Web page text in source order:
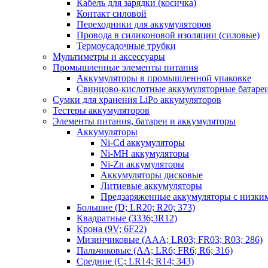
Кабель для зарядки (косичка)
Контакт силовой
Переходники для аккумуляторов
Провода в силиконовой изоляции (силовые)
Термоусадочные трубки
Мультиметры и аксессуары
Промышленные элементы питания
Аккумуляторы в промышленной упаковке
Свинцово-кислотные аккумуляторные
Сумки для хранения LiPo аккумуляторов
Тестеры аккумуляторов
Элементы питания, батареи и аккумуляторы
Аккумуляторы
Ni-Cd аккумуляторы
Ni-MH аккумуляторы
Ni-Zn аккумуляторы
Аккумуляторы дисковые
Литиевые аккумуляторы
Предзаряженные аккумуляторы с
Большие (D; LR20; R20; 373)
Квадратные (3336;3R12)
Крона (9V; 6F22)
Мизинчиковые (AAA; LR03; FR03; R03; 286)
Пальчиковые (AA; LR6; FR6; R6; 316)
Средние (C; LR14; R14; 343)